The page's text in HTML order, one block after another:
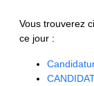
Vous trouverez
ce jour :